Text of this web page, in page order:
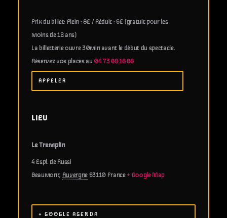
Prix du billet: Plein : 8€ / Réduit : 6€ (gratuit pour les
moins de 12 ans)
La billetterie ouvre 30min avant le début du spectacle.
Réservez vos places au 04 73 88 18 88
APPELER
LIEU
Le Tremplin
4 Espl. de Russi
Beaumont, Auvergne 63110 France + Google Map
+ GOOGLE AGENDA